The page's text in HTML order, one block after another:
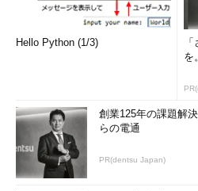
Hello Python (1/3)
を
創業125年の課題解
らの電通
PR(dentsu Japan)